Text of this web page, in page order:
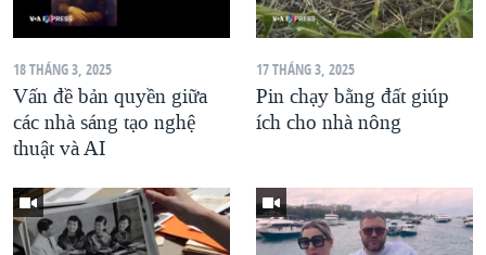
18 THÁNG 3, 2025
Vấn đề bản quyền giữa
các nhà sáng tạo nghệ
thuật và AI
17 THÁNG 3, 2025
Pin chạy bằng đất giúp
ích cho nhà nông